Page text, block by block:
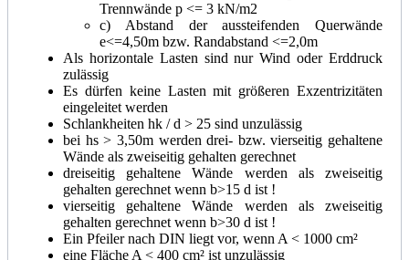
Trennwände p <= 3 kN/m2
c) Abstand der aussteifenden Querwände
e<=4,50m bzw. Randabstand <=2,0m
Als horizontale Lasten sind nur Wind oder Erddruck
zulässig
Es dürfen keine Lasten mit größeren Exzentrizitäten
eingeleitet werden
Schlankheiten hk / d > 25 sind unzulässig
bei hs > 3,50m werden drei- bzw. vierseitig gehaltene
Wände als zweiseitig gehalten gerechnet
dreiseitig gehaltene Wände werden als zweiseitig
gehalten gerechnet wenn b>15 d ist !
vierseitig gehaltene Wände werden als zweiseitig
gehalten gerechnet wenn b>30 d ist !
Ein Pfeiler nach DIN liegt vor, wenn A < 1000 cm²
eine Fläche A < 400 cm² ist unzulässig